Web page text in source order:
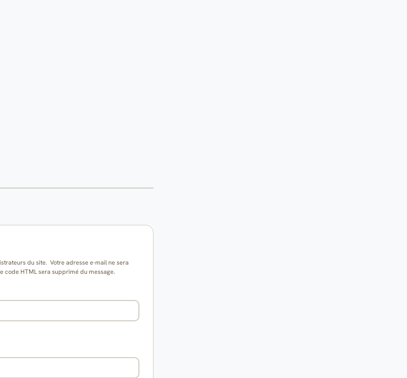
du site. Votre adresse e-mail ne sera
code HTML sera supprimé du message.